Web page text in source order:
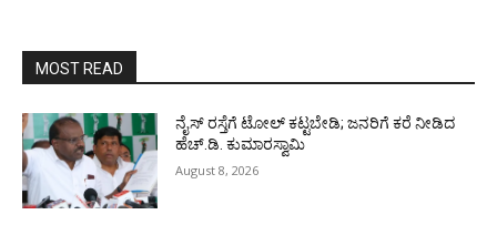
MOST READ
ನೈಸ್ ರಸ್ತೆಗೆ ಟೋಲ್ ಕಟ್ಟಬೇಡಿ; ಜನರಿಗೆ ಕರೆ ನೀಡಿದ
ಹೆಚ್.ಡಿ. ಕುಮಾರಸ್ವಾಮಿ
August 8, 2026